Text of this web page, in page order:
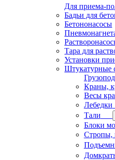
Для приема-
Бадьи для
Бетононасосы
Тара для
Установки
Краны,
Весы
Лебедки
Тали
Блоки
Стропы,